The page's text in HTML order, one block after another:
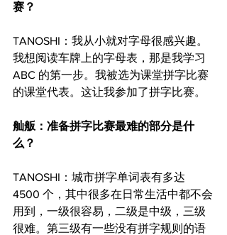
赛？
TANOSHI：我从小就对字母很感兴趣。
我想阅读车牌上的字母表，那是我学习
ABC 的第一步。我被选为课堂拼字比赛
的课堂代表。这让我参加了拼字比赛。
舢舨：准备拼字比赛最难的部分是什
么？
TANOSHI：城市拼字单词表有多达
4500 个，其中很多在日常生活中都不会
用到，一级很容易，二级是中级，三级
很难。第三级有一些没有拼字规则的语